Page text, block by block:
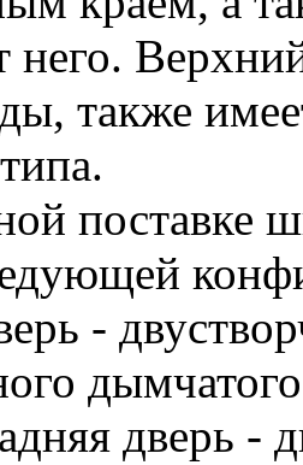
него.
также
поставке
-
дверь -